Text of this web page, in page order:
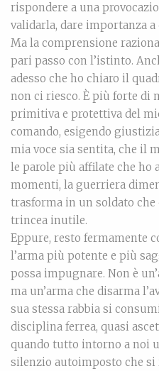
rispondere a una
validarla, dare importanza
Ma la comprensione
pari passo con l’istinto.
adesso che ho chiaro il
non ci riesco. È più forte di
primitiva e protettiva del
comando, esigendo
mia voce sia sentita, che il
le parole più affilate che ho
momenti, la guerriera
trasforma in un soldato
trincea inutile.
Eppure, resto fermamente
l’arma più potente e più
possa impugnare. Non è
ma un’arma che disarma
sua stessa rabbia si
disciplina ferrea, quasi
quando tutto intorno a noi
silenzio autoimposto che si